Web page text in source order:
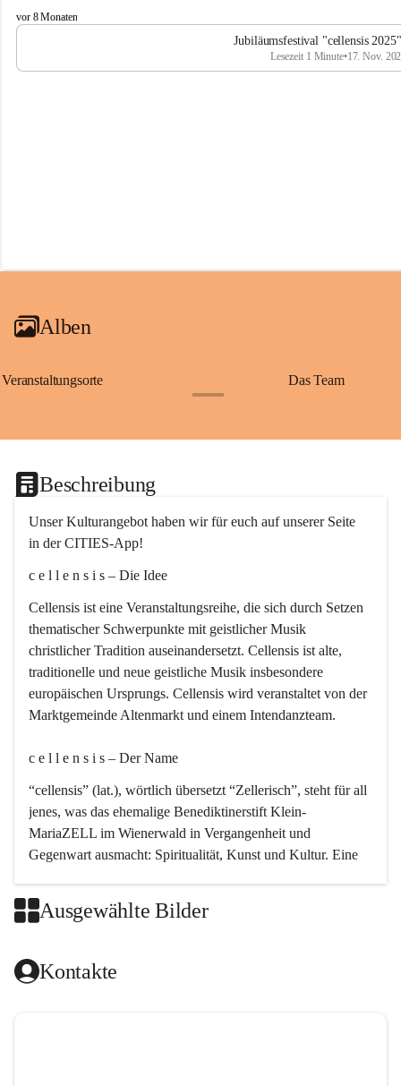
C
e
l
vor 8 Monaten
Jubiläumsfestival "cellensis
Lesezeit 1 Minute•17. Nov.
Alben
Veranstaltungsorte Das Team
Beschreibung
Unser Kulturangebot haben wir für euch auf unserer Seite
in der CITIES-App!
c e l l e n s i s – Die Idee
Cellensis ist eine Veranstaltungsreihe, die sich durch Setzen
thematischer Schwerpunkte mit geistlicher Musik
christlicher Tradition auseinandersetzt. Cellensis ist alte,
traditionelle und neue geistliche Musik insbesondere
europäischen Ursprungs. Cellensis wird veranstaltet von der
Marktgemeinde Altenmarkt und einem Intendanzteam.
c e l l e n s i s – Der Name
“cellensis” (lat.), wörtlich übersetzt “Zellerisch”, steht für all
jenes, was das ehemalige Benediktinerstift Klein-
MariaZELL im Wienerwald in Vergangenheit und
Gegenwart ausmacht: Spiritualität, Kunst und Kultur. Eine
Kirchenmusik, dem kunstvollen Lob Gottes.
Das kirchenmusikalische Festival Cellensis wird seit dem
Ausgewählte Bilder
Kontakte